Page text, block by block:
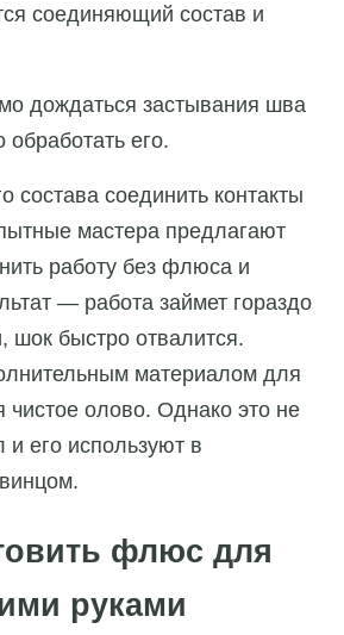
соединяющий состав и
дождаться застывания шва
его.
состава соединить контакты
мастера предлагают
работу без флюса и
— работа займет гораздо
шок быстро отвалится.
материалом для
чистое олово. Однако это не
его используют в
флюс для
руками